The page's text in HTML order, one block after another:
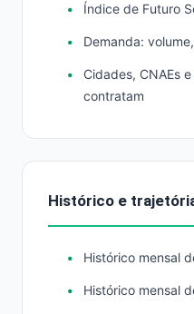
Índice de Futuro
Demanda:
Cidades, CNAEs
contratam
Histórico e
Histórico mensal
Histórico mensal